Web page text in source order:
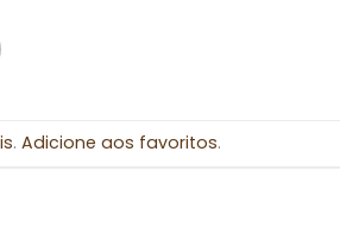
. Adicione aos favoritos.